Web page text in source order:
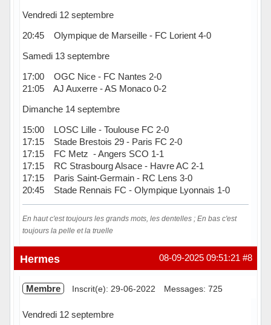
Vendredi 12 septembre
20:45 Olympique de Marseille - FC Lorient 4-0
Samedi 13 septembre
17:00 OGC Nice - FC Nantes 2-0
21:05 AJ Auxerre - AS Monaco 0-2
Dimanche 14 septembre
15:00 LOSC Lille - Toulouse FC 2-0
17:15 Stade Brestois 29 - Paris FC 2-0
17:15 FC Metz - Angers SCO 1-1
17:15 RC Strasbourg Alsace - Havre AC 2-1
17:15 Paris Saint-Germain - RC Lens 3-0
20:45 Stade Rennais FC - Olympique Lyonnais 1-0
En haut c'est toujours les grands mots, les dentelles ; En bas c'est
toujours la pelle et la truelle
Hors ligne #8
08-09-2025 09:51:21
Hermes
Membre Inscrit(e): 29-06-2022 Messages: 725
Vendredi 12 septembre